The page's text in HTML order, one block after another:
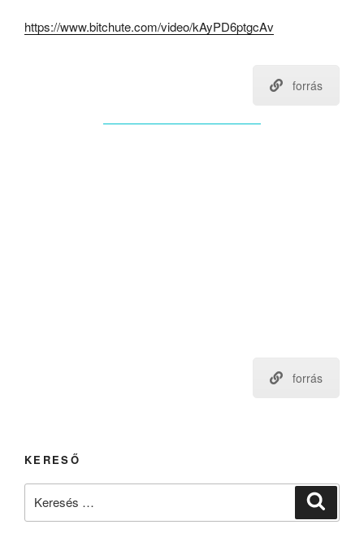
https://www.bitchute.com/video/kAyPD6ptgcAv
forrás
forrás
KERESŐ